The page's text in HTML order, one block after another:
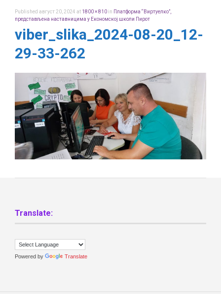
Published август 20, 2024 at 1800 × 810 in Платформа “Виртуелко”,
представљена наставницима у Економској школи Пирот
viber_slika_2024-08-20_12-
29-33-262
Translate:
Powered by Translate